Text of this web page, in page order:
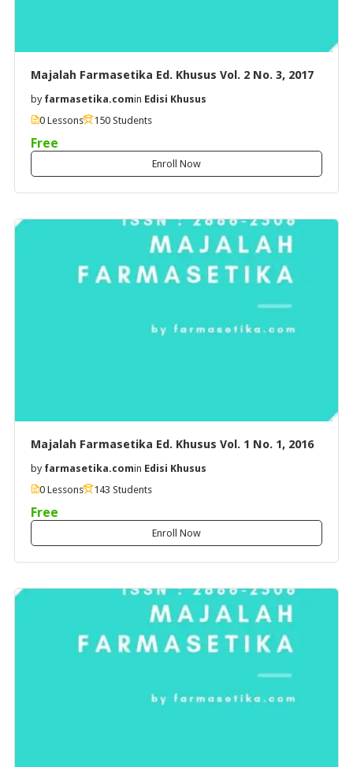
Majalah Farmasetika Ed. Khusus Vol. 2 No. 3, 2017
by farmasetika.comin Edisi Khusus
0 Lessons
150 Students
Free
Enroll Now
Majalah Farmasetika Ed. Khusus Vol. 1 No. 1, 2016
by farmasetika.comin Edisi Khusus
0 Lessons
143 Students
Free
Enroll Now